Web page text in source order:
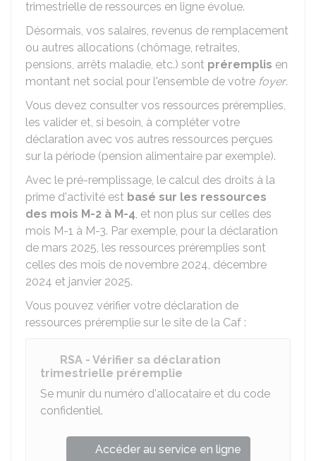
trimestrielle de ressources en ligne évolue.
Désormais, vos salaires, revenus de remplacement
ou autres allocations (chômage, retraites,
pensions, arrêts maladie, etc.) sont préremplis en
montant net social pour l'ensemble de votre foyer.
Vous devez consulter vos ressources préremplies,
les valider et, si besoin, à compléter votre
déclaration avec vos autres ressources perçues
sur la période (pension alimentaire par exemple).
Avec le pré-remplissage, le calcul des droits à la
prime d'activité est basé sur les ressources
des mois M-2 à M-4, et non plus sur celles des
mois M-1 à M-3. Par exemple, pour la déclaration
de mars 2025, les ressources préremplies sont
celles des mois de novembre 2024, décembre
2024 et janvier 2025.
Vous pouvez vérifier votre déclaration de
ressources préremplie sur le site de la Caf :
RSA - Vérifier sa déclaration
trimestrielle préremplie
Se munir du numéro d'allocataire et du code
confidentiel.
Accéder au service en ligne